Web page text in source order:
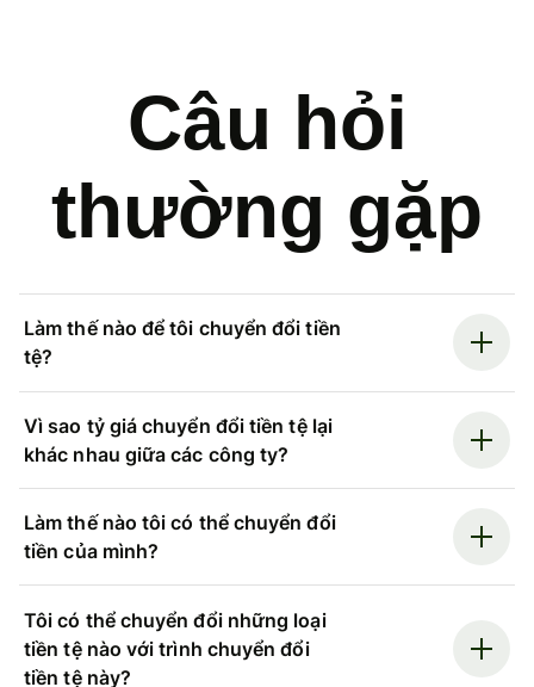
Câu hỏi
thường gặp
Làm thế nào để tôi chuyển đổi tiền
tệ?
Vì sao tỷ giá chuyển đổi tiền tệ lại
khác nhau giữa các công ty?
Làm thế nào tôi có thể chuyển đổi
tiền của mình?
Tôi có thể chuyển đổi những loại
tiền tệ nào với trình chuyển đổi
tiền tệ này?